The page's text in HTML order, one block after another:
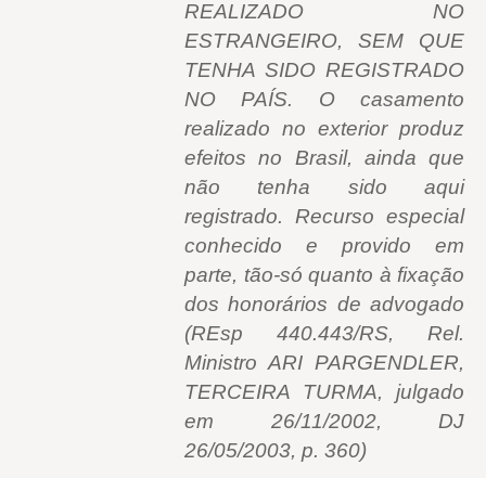
REALIZADO NO
ESTRANGEIRO, SEM QUE
TENHA SIDO REGISTRADO
NO PAÍS. O casamento
realizado no exterior produz
efeitos no Brasil, ainda que
não tenha sido aqui
registrado. Recurso especial
conhecido e provido em
parte, tão-só quanto à fixação
dos honorários de advogado
(REsp 440.443/RS, Rel.
Ministro ARI PARGENDLER,
TERCEIRA TURMA, julgado
em 26/11/2002, DJ
26/05/2003, p. 360)